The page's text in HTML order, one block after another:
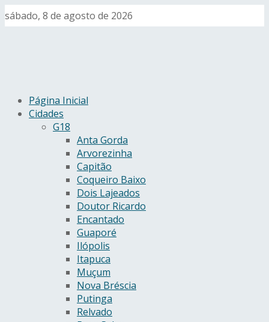
sábado, 8 de agosto de 2026
Página Inicial
Cidades
G18
Anta Gorda
Arvorezinha
Capitão
Coqueiro Baixo
Dois Lajeados
Doutor Ricardo
Encantado
Guaporé
Ilópolis
Itapuca
Muçum
Nova Bréscia
Putinga
Relvado